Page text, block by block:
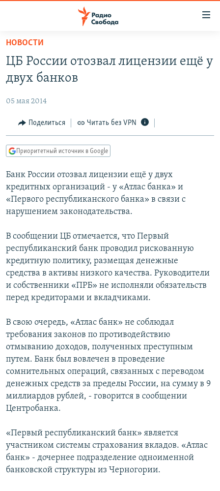
упрощенного
доступа
Вернуться
основному
Вернутся
главной
навигации
Вернутся
поиску
ПОДКАСТЫ
АВТОРСКИЕ ПРОЕКТЫ
ЦИТАТЫ СВОБОДЫ
МНЕНИЯ
IDEL.РЕАЛИИ
КАВКАЗ.РЕАЛИИ
СЕВЕР.РЕАЛИИ
СИБИРЬ.РЕАЛИИ
РАСПИСАНИЕ ВЕЩАНИЯ
ПОДПИШИТЕСЬ НА РАССЫЛКУ
СОЦИАЛЬНЫЕ СЕТИ
НОВОСТИ
ЦБ России отозвал лицензии ещё у
двух банков
05 мая 2014
Поделиться Читать без VPN
Приоритетный источник в Google
Банк России отозвал лицензии ещё у двух
кредитных организаций - у «Атлас банка» и
«Первого республиканского банка» в связи с
нарушением законодательства.
В сообщении ЦБ отмечается, что Первый
республиканский банк проводил рискованную
кредитную политику, размещая денежные
средства в активы низкого качества. Руководители
и собственники «ПРБ» не исполняли обязательств
перед кредиторами и вкладчиками.
В свою очередь, «Атлас банк» не соблюдал
требования законов по противодействию
отмыванию доходов, полученных преступным
путем. Банк был вовлечен в проведение
сомнительных операций, связанных с переводом
денежных средств за пределы России, на сумму в 9
миллиардов рублей, - говорится в сообщении
Центробанка.
«Первый республиканский банк» является
участником системы страхования вкладов. «Атлас
банк» - дочернее подразделение одноименной
банковской структуры из Черногории.